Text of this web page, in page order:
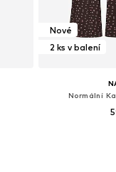
Nové
2 ks v balení
Normální